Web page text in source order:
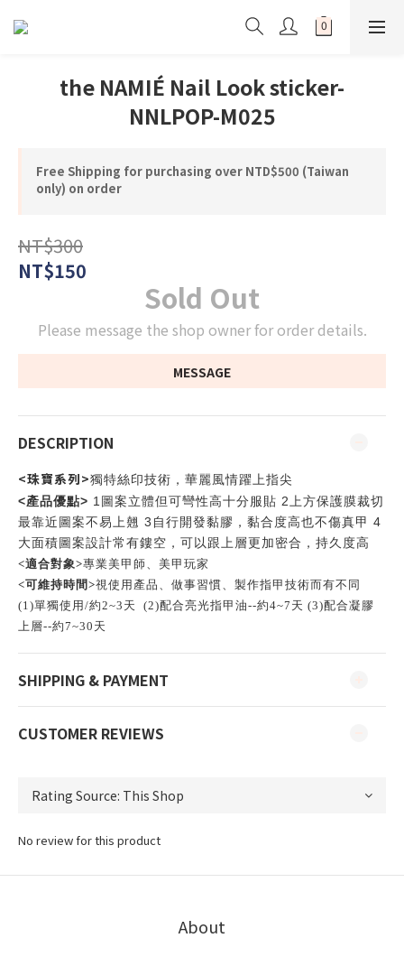
the NAMIÉ Nail Look sticker-
NNLPOP-M025
Free Shipping for purchasing over NTD$500 (Taiwan
only) on order
NT$300
NT$150
Sold Out
Please message the shop owner for order details.
MESSAGE
DESCRIPTION
<珠寶系列>獨特絲印技術 ，華麗風情躍上指尖
<產品優點> 1 圖案立體但可彎性高十分服貼 2上方保護膜裁切
最靠近圖案不易上翹 3 自行開發黏膠，黏合度高也不傷真甲 4
大面積圖案設計常有鏤空，可以跟上層更加密合，持久度高
<適合對象>專業美甲師、美甲玩家
<可維持時間>視使用產品、做事習慣、製作指甲技術而有不同
(1)單獨使用/約2~3天 (2)配合亮光指甲油--約4~7天 (3)配合凝膠
上層--約7~30天
SHIPPING & PAYMENT
CUSTOMER REVIEWS
No review for this product
About